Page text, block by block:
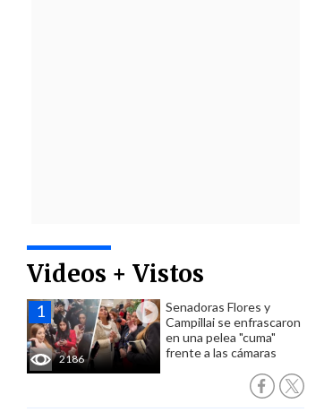
Videos + Vistos
2186
Senadoras Flores y
Campillai se enfrascaron
en una pelea "cuma"
frente a las cámaras